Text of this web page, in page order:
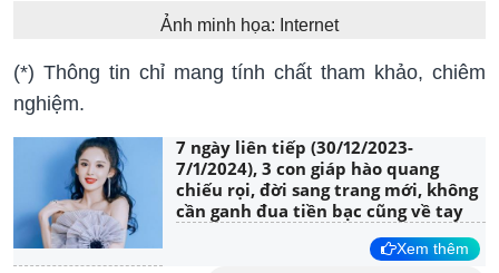
Ảnh minh họa: Internet
(*) Thông tin chỉ mang tính chất tham khảo, chiêm
nghiệm.
7 ngày liên tiếp (30/12/2023-
7/1/2024), 3 con giáp hào quang
chiếu rọi, đời sang trang mới, không
cần ganh đua tiền bạc cũng về tay
Xem thêm